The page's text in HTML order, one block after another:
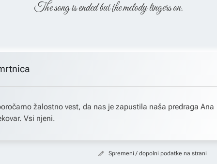
The song is ended but the melody lingers on.
žalostno vest, da nas je zapustila naša predraga Ana
Vsi njeni.
Spremeni / dopolni podatke na strani